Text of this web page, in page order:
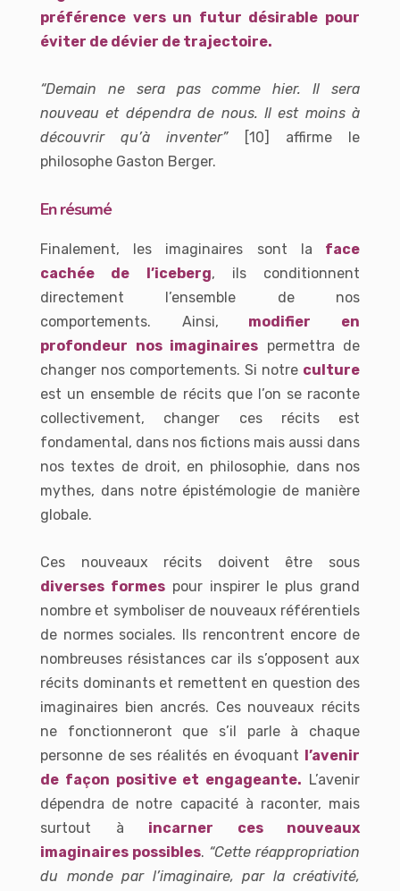
préférence vers un futur désirable pour
éviter de dévier de trajectoire.
“Demain ne sera pas comme hier. Il sera
nouveau et dépendra de nous. Il est moins à
découvrir qu’à inventer”
[10]
affirme le
philosophe Gaston Berger.
En résumé
Finalement, les imaginaires sont la face
cachée de l’iceberg, ils conditionnent
directement l’ensemble de nos
comportements. Ainsi, modifier en
profondeur nos imaginaires permettra de
changer nos comportements. Si notre culture
est un ensemble de récits que l’on se raconte
collectivement, changer ces récits est
fondamental, dans nos fictions mais aussi dans
nos textes de droit, en philosophie, dans nos
mythes, dans notre épistémologie de manière
globale.
Ces nouveaux récits doivent être sous
diverses formespour inspirer le plus grand
nombre et symboliser de nouveaux référentiels
de normes sociales. Ils rencontrent encore de
nombreuses résistances car ils s’opposent aux
récits dominants et remettent en question des
imaginaires bien ancrés. Ces nouveaux récits
ne fonctionneront que s’il parle à chaque
personne de ses réalités en évoquant
l’avenir
de façon positive et engageante. L’avenir
dépendra de notre capacité à raconter, mais
surtout à incarner ces nouveaux
imaginaires possibles. “Cette réappropriation
du monde par l’imaginaire, par la créativité,